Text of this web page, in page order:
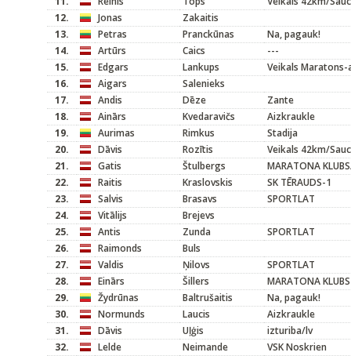
12.
Jonas
Zakaitis
13.
Petras Pranckūnas
Na, pagauk!
14.
Artūrs Caics
---
15.
Edgars Lankups
Veikals Maratons-
16.
Aigars
Salenieks
17.
Andis Dēze
Zante
18.
Ainārs Kvedaravičs
Aizkraukle
19.
Aurimas Rimkus
Stadija
20.
Dāvis Rozītis
Veikals 42km/
21.
Gatis Štulbergs
MARATONA
22.
Raitis Kraslovskis
SK TĒRAUDS-1
23.
Salvis Brasavs
SPORTLAT
24.
Vitālijs
Brejevs
25.
Antis Zunda
SPORTLAT
26.
Raimonds
Buls
27.
Valdis Ņilovs
SPORTLAT
28.
Einārs Šillers
MARATONA KLUBS
29.
Žydrūnas Baltrušaitis
Na, pagauk!
30.
Normunds Laucis
Aizkraukle
31.
Dāvis Uļģis
izturiba/lv
32.
Lelde Neimande
VSK Noskrien